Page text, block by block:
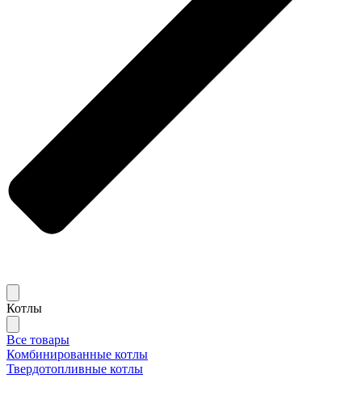
Котлы
Все товары
Комбинированные котлы
Твердотопливные котлы